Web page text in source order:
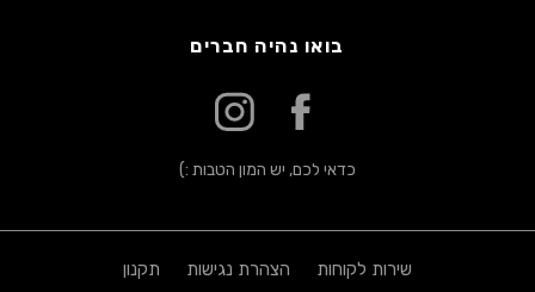
בואו נהיה חברים
כדאי לכם, יש המון הטבות :)
שירות לקוחות הצהרת נגישות תקנון